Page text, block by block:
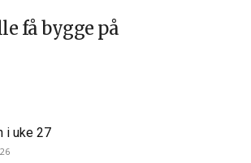
få bygge på
i uke 27